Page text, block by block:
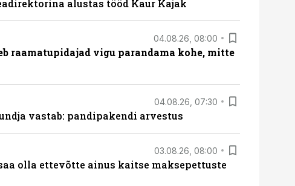
alustas tööd Kaur Kajak
04.08.26, 08:00
raamatupidajad vigu parandama kohe, mitte
04.08.26, 07:30
vastab: pandipakendi arvestus
03.08.26, 08:00
olla ettevõtte ainus kaitse maksepettuste